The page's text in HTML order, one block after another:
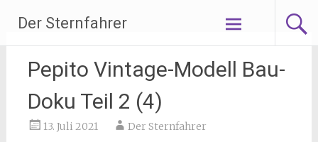
Inhalt
springen
Der Sternfahrer
Pepito Vintage-Modell Bau-
Doku Teil 2 (4)
13. Juli 2021 Der Sternfahrer